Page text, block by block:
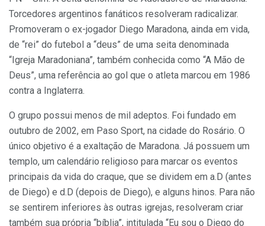
Torcedores argentinos fanáticos resolveram radicalizar.
Promoveram o ex-jogador Diego Maradona, ainda em vida,
de “rei” do futebol a “deus” de uma seita denominada
“Igreja Maradoniana”, também conhecida como “A Mão de
Deus”, uma referência ao gol que o atleta marcou em 1986
contra a Inglaterra.
O grupo possui menos de mil adeptos. Foi fundado em
outubro de 2002, em Paso Sport, na cidade do Rosário. O
único objetivo é a exaltação de Maradona. Já possuem um
templo, um calendário religioso para marcar os eventos
principais da vida do craque, que se dividem em a.D (antes
de Diego) e d.D (depois de Diego), e alguns hinos. Para não
se sentirem inferiores às outras igrejas, resolveram criar
também sua própria “bíblia”, intitulada “Eu sou o Diego do